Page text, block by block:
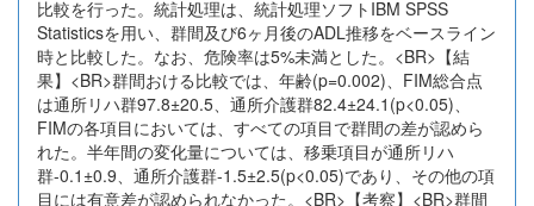
比較を行った。統計処理は、統計処理ソフトIBM SPSS
Statisticsを用い、群間及び6ヶ月後のADL推移をベースライン
時と比較した。なお、危険率は5%未満とした。<BR>【結
果】<BR>群間おける比較では、年齢(p=0.002)、FIM総合点
は通所リハ群97.8±20.5、通所介護群82.4±24.1(p<0.05)、
FIMの各項目においては、すべての項目で群間の差が認めら
れた。半年間の変化量については、移乗項目が通所リハ
群-0.1±0.9、通所介護群-1.5±2.5(p<0.05)であり、その他の項
目には有意差が認められなかった。<BR>【考察】<BR>群間